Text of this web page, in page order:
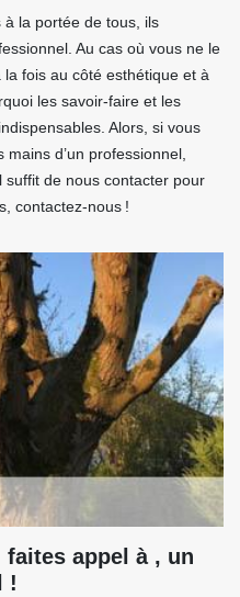
à la portée de tous, ils
Au cas où vous ne le
fois au côté esthétique et à
les savoir-faire et les
Alors, si vous
d’un professionnel,
suffit de nous contacter pour
contactez-nous !
faites appel à , un
!